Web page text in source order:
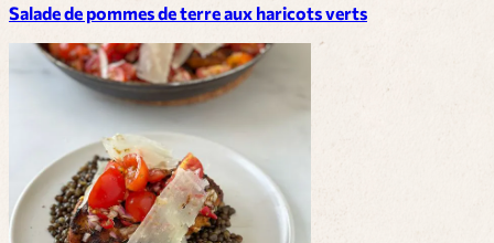
Salade de pommes de terre aux haricots verts